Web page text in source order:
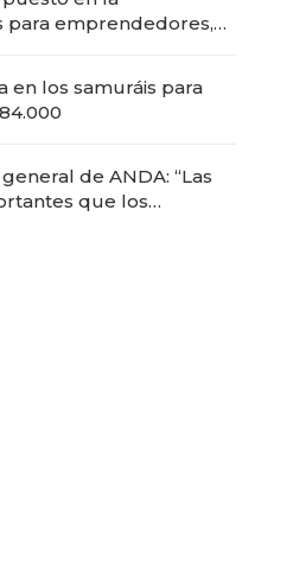
para emprendedores,
en los samuráis para
de ANDA: “Las
que los